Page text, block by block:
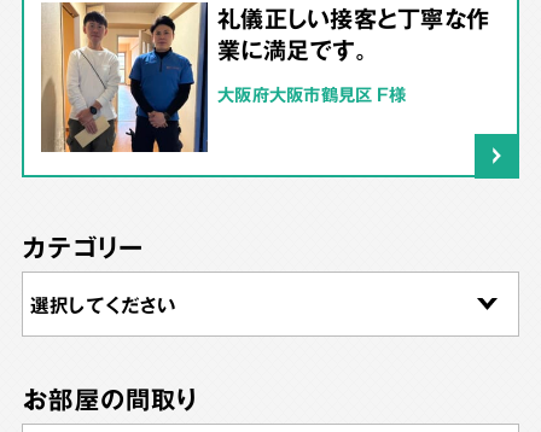
礼儀正しい接客と丁寧な作
業に満足です。
大阪府大阪市鶴見区 F様
カテゴリー
お部屋の間取り